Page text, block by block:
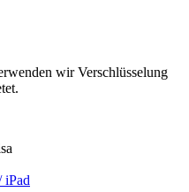
wir Verschlüsselung
iPad